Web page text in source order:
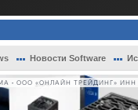
Новости Software
• ООО «ОНЛАЙН ТРЕЙДИНГ» ИНН